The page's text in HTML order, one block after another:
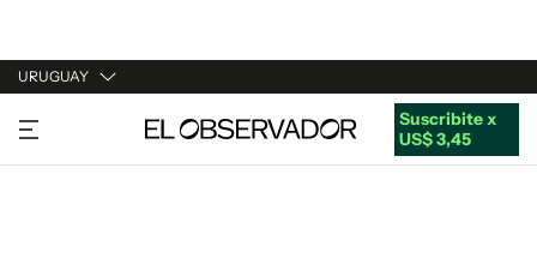
URUGUAY
URUGUAY
ARGENTINA
Suscribite x
US$ 3,45